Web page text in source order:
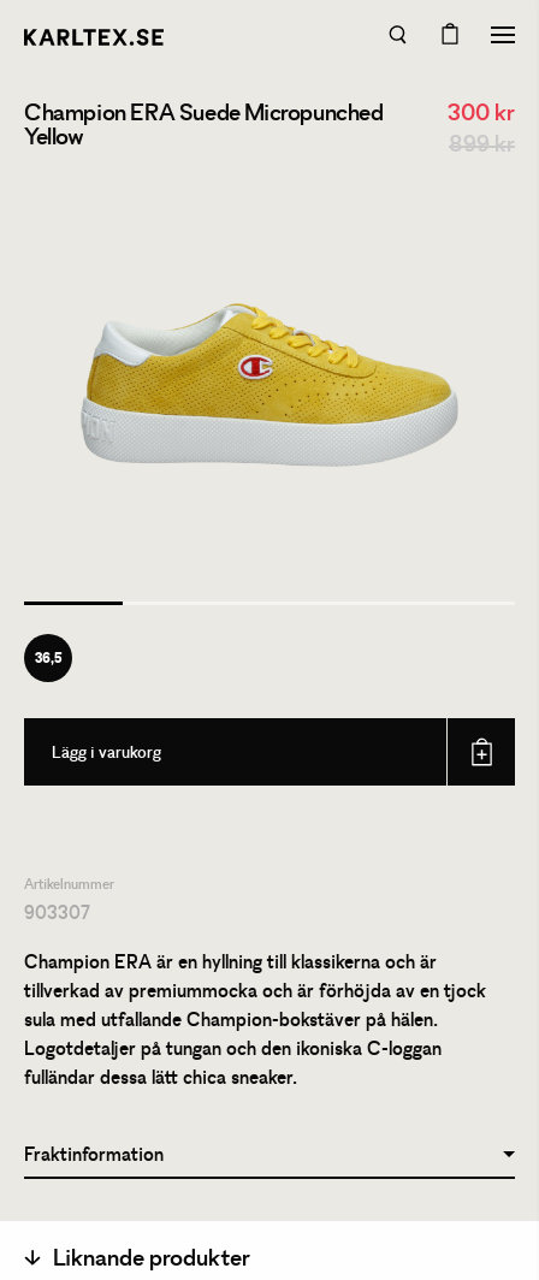
Champion ERA Suede Micropunched
Yellow
300 kr
899 kr
36,5
Lägg i varukorg
Artikelnummer
903307
Champion ERA är en hyllning till klassikerna och är
tillverkad av premiummocka och är förhöjda av en tjock
sula med utfallande Champion-bokstäver på hälen.
Logotdetaljer på tungan och den ikoniska C-loggan
fulländar dessa lätt chica sneaker.
Fraktinformation
Liknande produkter